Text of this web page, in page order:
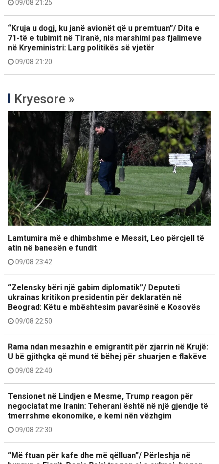
09/08 21:25
“Kruja u dogj, ku janë avionët që u premtuan”/ Dita e
71-të e tubimit në Tiranë, nis marshimi pas fjalimeve
në Kryeministri: Larg politikës së vjetër
09/08 21:20
Kryesore »
Lamtumira më e dhimbshme e Messit, Leo përcjell të
atin në banesën e fundit
09/08 23:42
“Zelensky bëri një gabim diplomatik”/ Deputeti
ukrainas kritikon presidentin për deklaratën në
Beograd: Këtu e mbështesim pavarësinë e Kosovës
09/08 22:50
Rama ndan mesazhin e emigrantit për zjarrin në Krujë:
U bë gjithçka që mund të bëhej për shuarjen e flakëve
09/08 22:40
Tensionet në Lindjen e Mesme, Trump reagon për
negociatat me Iranin: Teherani është në një gjendje të
tmerrshme ekonomike, e kemi nën vëzhgim
09/08 22:30
“Më ftuan për kafe dhe më qëlluan”/ Përleshja në